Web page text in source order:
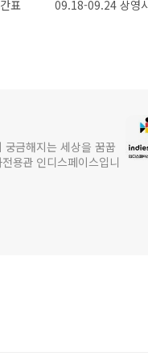
표 09.18-09.24 상영
금해지는 세상을 꿈꿉
용관 인디스페이스입니